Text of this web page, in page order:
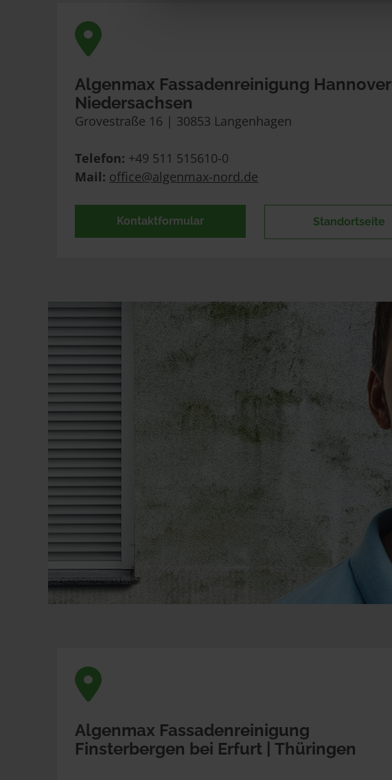
Algenmax Fassadenreinigung Hannover |
Niedersachsen
Grovestraße 16 | 30853 Langenhagen
Telefon: +49 511 515610-0
Mail: office@algenmax-nord.de
Kontaktformular Standortseite
Algenmax Fassadenreinigung
Finsterbergen bei Erfurt | Thüringen